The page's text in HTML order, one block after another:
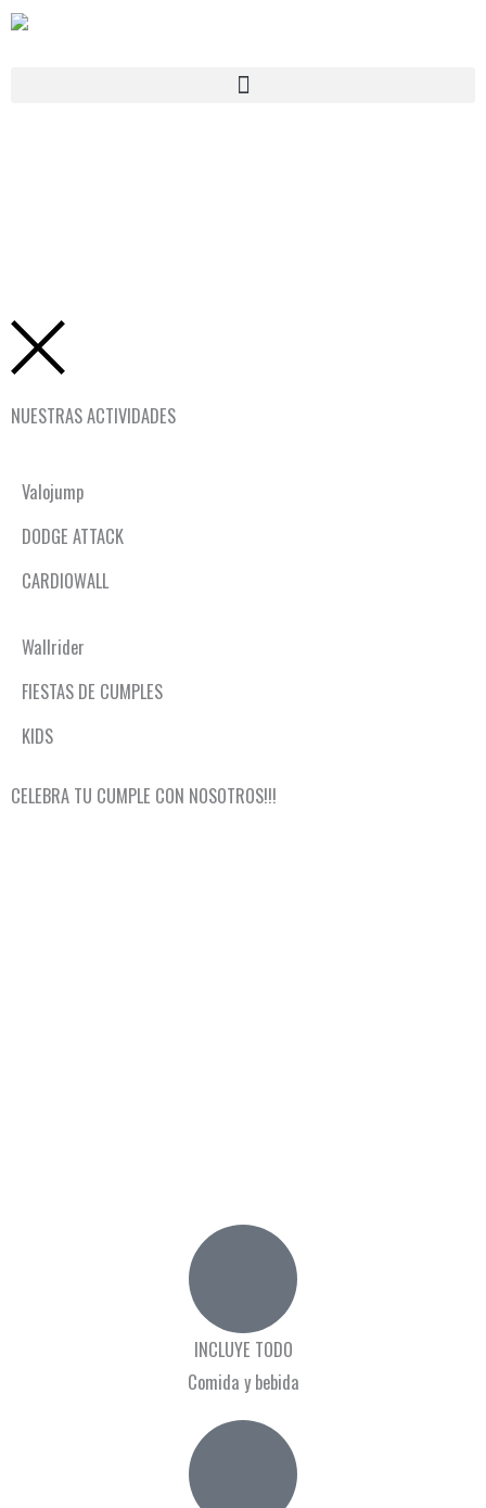
NUESTRAS ACTIVIDADES
Valojump
DODGE ATTACK
CARDIOWALL
Wallrider
FIESTAS DE CUMPLES
KIDS
CELEBRA TU CUMPLE CON NOSOTROS!!!
INCLUYE TODO
Comida y bebida